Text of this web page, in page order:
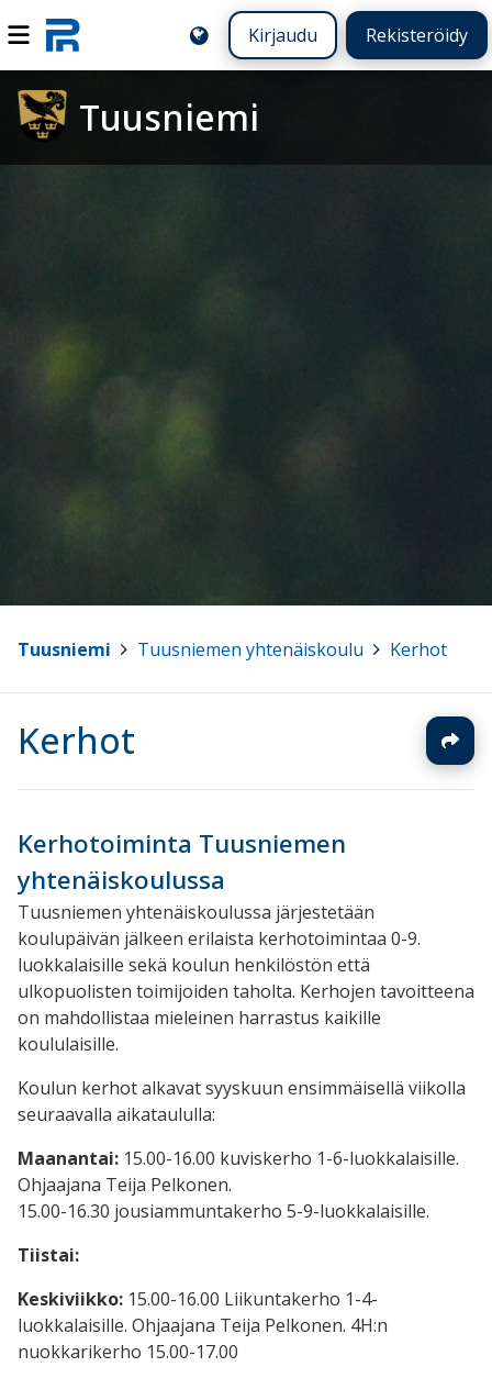
Kirjaudu Rekisteröidy
Tuusniemi
Tuusniemi Tuusniemen yhtenäiskoulu Kerhot
Kerhot
Kerhotoiminta Tuusniemen
yhtenäiskoulussa
Tuusniemen yhtenäiskoulussa järjestetään
koulupäivän jälkeen erilaista kerhotoimintaa 0-9.
luokkalaisille sekä koulun henkilöstön että
ulkopuolisten toimijoiden taholta. Kerhojen tavoitteena
on mahdollistaa mieleinen harrastus kaikille
koululaisille.
Koulun kerhot alkavat syyskuun ensimmäisellä viikolla
seuraavalla aikataululla:
Maanantai: 15.00-16.00 kuviskerho 1-6-luokkalaisille.
Ohjaajana Teija Pelkonen.
15.00-16.30 jousiammuntakerho 5-9-luokkalaisille.
Tiistai:
Keskiviikko: 15.00-16.00 Liikuntakerho 1-4-
luokkalaisille. Ohjaajana Teija Pelkonen. 4H:n
nuokkarikerho 15.00-17.00